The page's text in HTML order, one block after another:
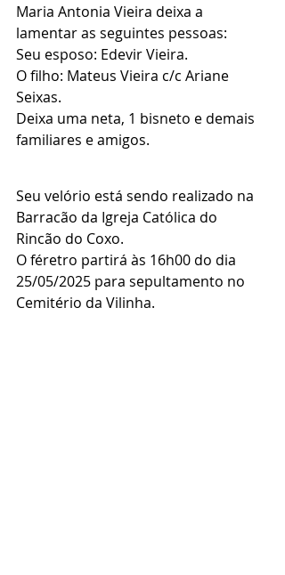
Maria Antonia Vieira deixa a
lamentar as seguintes pessoas:
Seu esposo: Edevir Vieira.
O filho: Mateus Vieira c/c Ariane
Seixas.
Deixa uma neta, 1 bisneto e demais
familiares e amigos.
Seu velório está sendo realizado na
Barracão da Igreja Católica do
Rincão do Coxo.
O féretro partirá às 16h00 do dia
25/05/2025 para sepultamento no
Cemitério da Vilinha.